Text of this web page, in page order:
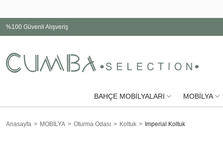
%100 Güvenli Alışveriş
BAHÇE MOBİLYALARI MOBİLYA
Anasayfa MOBİLYA Oturma Odası Koltuk Imperial Koltuk